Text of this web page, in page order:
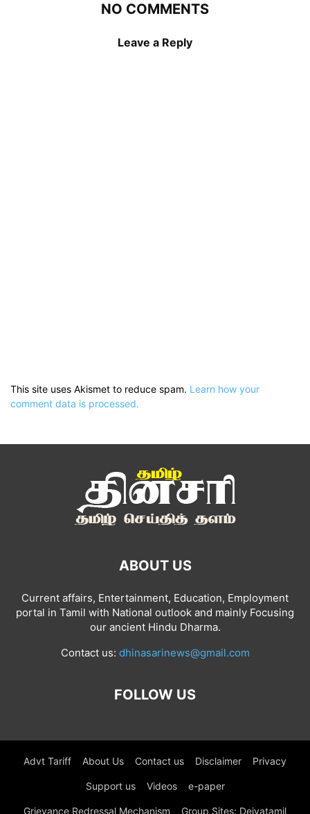
NO COMMENTS
Leave a Reply
This site uses Akismet to reduce spam. Learn how your
comment data is processed.
ABOUT US
Current affairs, Entertainment, Education, Employment
portal in Tamil with National outlook and mainly Focusing
our ancient Hindu Dharma.
Contact us: dhinasarinews@gmail.com
FOLLOW US
Advt Tariff About Us Contact us Disclaimer Privacy
Support us Videos e-paper
Grievance Redressal Mechanism Group Sites: Deivatamil